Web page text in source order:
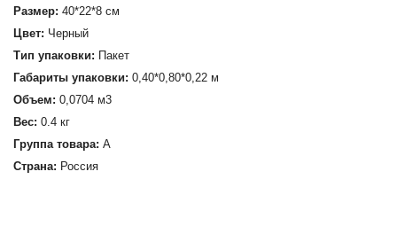
Размер: 40*22*8 см
Цвет: Черный
Тип упаковки: Пакет
Габариты упаковки: 0,40*0,80*0,22 м
Объем: 0,0704 м3
Вес: 0.4 кг
Группа товара: А
Страна: Россия